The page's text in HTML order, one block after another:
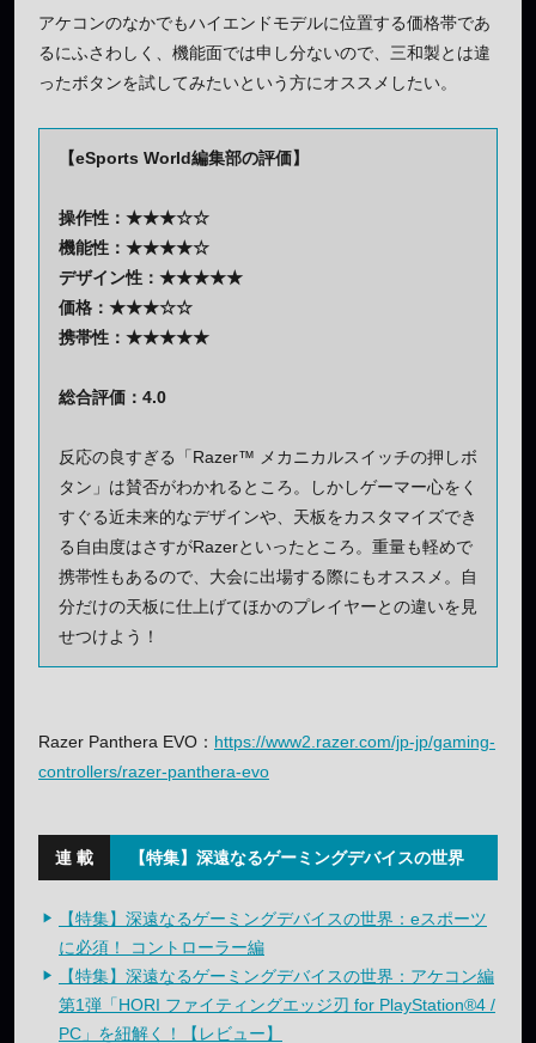
アケコンのなかでもハイエンドモデルに位置する価格帯であ
るにふさわしく、機能面では申し分ないので、三和製とは違
ったボタンを試してみたいという方にオススメしたい。
【eSports World編集部の評価】
操作性：★★★☆☆
機能性：★★★★☆
デザイン性：★★★★★
価格：★★★☆☆
携帯性：★★★★★
総合評価：4.0
反応の良すぎる「Razer™ メカニカルスイッチの押しボ
タン」は賛否がわかれるところ。しかしゲーマー心をく
すぐる近未来的なデザインや、天板をカスタマイズでき
る自由度はさすがRazerといったところ。重量も軽めで
携帯性もあるので、大会に出場する際にもオススメ。自
分だけの天板に仕上げてほかのプレイヤーとの違いを見
せつけよう！
Razer Panthera EVO： https://www2.razer.com/jp-jp/gaming-
controllers/razer-panthera-evo
【特集】深遠なるゲーミングデバイスの世界
【特集】深遠なるゲーミングデバイスの世界：eスポーツ
に必須！ コントローラー編
【特集】深遠なるゲーミングデバイスの世界：アケコン編
第1弾「HORI ファイティングエッジ刃 for PlayStation®4 /
PC」を紐解く！【レビュー】